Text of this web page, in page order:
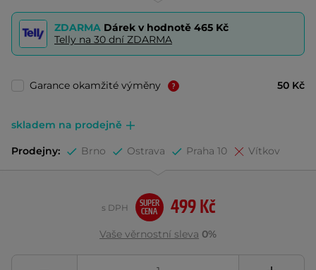
ZDARMA Dárek v hodnotě 465 Kč
Telly na 30 dní ZDARMA
Garance okamžité výměny 50 Kč
skladem na prodejně
Prodejny: Brno Ostrava Praha 10 Vítkov
499 Kč
s DPH
SUPER
CENA
Vaše věrnostní sleva 0%